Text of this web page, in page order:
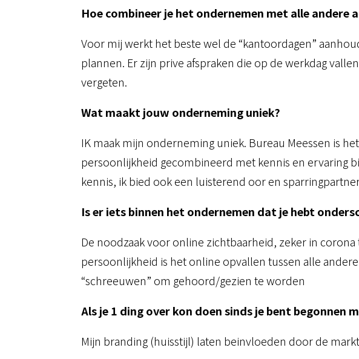
Hoe combineer je het ondernemen met alle andere
Voor mij werkt het beste wel de “kantoordagen”
plannen. Er zijn prive afspraken die op de werkdag
vergeten.
Wat maakt jouw onderneming uniek?
IK maak mijn onderneming uniek. Bureau Meessen is
persoonlijkheid gecombineerd met kennis en ervaring
kennis, ik bied ook een luisterend oor en
Is er iets binnen het ondernemen dat je hebt
De noodzaak voor online zichtbaarheid, zeker in
persoonlijkheid is het online opvallen tussen alle
“schreeuwen” om gehoord/gezien te worden
Als je 1 ding over kon doen sinds je bent begonnen
Mijn branding (huisstijl) laten beinvloeden door de